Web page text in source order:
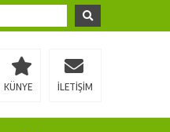
KÜNYE İLETİŞİM